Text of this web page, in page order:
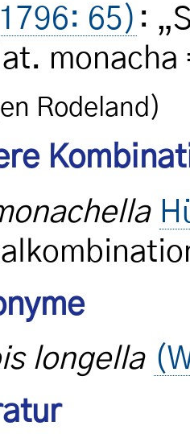
65) :
monacha
Rodeland)
longella